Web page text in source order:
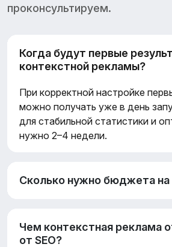
проконсультируем.
Когда будут первые
контекстной рекламы?
При корректной настройке
можно получать уже в день
для стабильной статистики и
нужно 2–4 недели.
Сколько нужно бюджета на
Чем контекстная реклама
от SEO?